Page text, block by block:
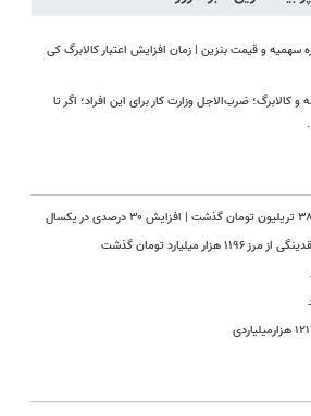
سهمیه و قیمت بنزین | زمان افزایش اعتبار کالابرگ کی
کالابرگ؛ ضرب‌الاجل وزارت کار برای این افراد؛ اگر تا
میلیارد تومان گذشت